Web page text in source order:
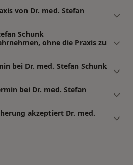
von Dr. med. Stefan
Schunk
ohne die Praxis zu
bei Dr. med. Stefan Schunk
bei Dr. med. Stefan
akzeptiert Dr. med.